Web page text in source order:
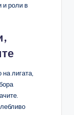
и роли в
лигата,